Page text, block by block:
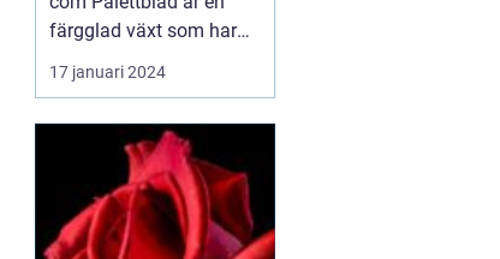
färgglad växt som har
blivit väldigt populär
bland
inom inredning. En
växthusodlare i USA,
Walter Turner, har
utvecklat en
17 januari 2024